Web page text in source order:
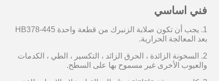
فني اساسي
1. يجب أن تكون صلابة الزنبرك من قطعة واحدة HB378-445
بعد المعالجة الحرارية.
2. السخونة الزائدة ، الحرق الزائد ، التكسير ، الطي ، الكدمات
والعيوب الأخرى غير مسموح بها على السطح.